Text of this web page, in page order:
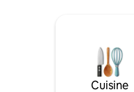
Cuisine